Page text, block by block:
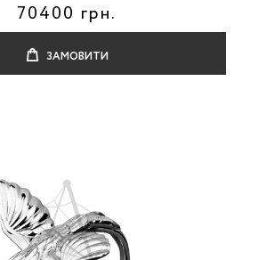
70400 грн.
ЗАМОВИТИ